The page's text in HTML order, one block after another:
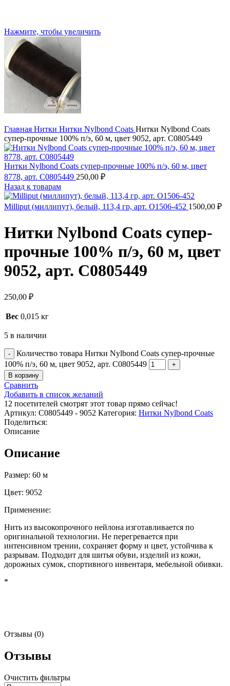
Нажмите, чтобы увеличить
Главная Нитки Нитки Nylbond Coats Нитки Nylbond Coats
супер-прочные 100% п/э, 60 м, цвет 9052, арт. С0805449
Нитки Nylbond Coats супер-прочные 100% п/э, 60 м, цвет
8778, арт. С0805449 250,00 ₽
Назад к товарам
Milliput (миллипут), белый, 113,4 гр, арт. О1506-452 1500,00 ₽
Нитки Nylbond Coats супер-
прочные 100% п/э, 60 м, цвет
9052, арт. С0805449
250,00 ₽
Вес 0,015 кг
5 в наличии
Количество товара Нитки Nylbond Coats супер-прочные
100% п/э, 60 м, цвет 9052, арт. С0805449
В корзину
Сравнить
Добавить в список желаний
12 посетителей смотрят этот товар прямо сейчас!
Артикул: С0805449 - 9052 Категория: Нитки Nylbond Coats
Поделиться:
Описание
Описание
Размер: 60 м
Цвет: 9052
Применение:
Нить из высокопрочного нейлона изготавливается по
оригинальной технологии. Не перегревается при
интенсивном трении, сохраняет форму и цвет, устойчива к
разрывам. Подходит для шитья обуви, изделий из кожи,
дорожных сумок, спортивного инвентаря, мебельной обивки.
*
Отзывы (0)
Отзывы
Очистить фильтры